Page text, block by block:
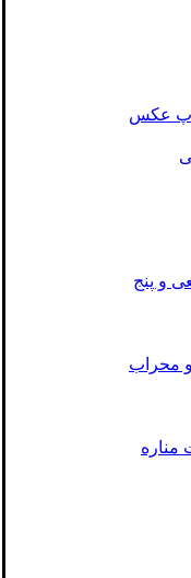
عکس
و پنج
محراب